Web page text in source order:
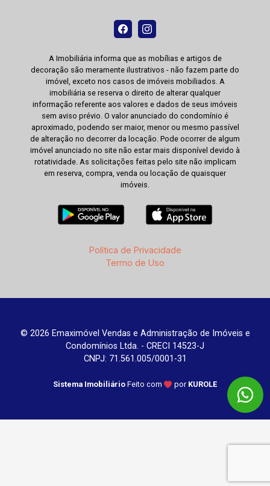
A Imobiliária informa que as mobílias e artigos de
decoração são meramente ilustrativos - não fazem parte do
imóvel, exceto nos casos de imóveis mobiliados. A
imobiliária se reserva o direito de alterar qualquer
informação referente aos valores e dados de seus imóveis
sem aviso prévio. O valor anunciado do condomínio é
aproximado, podendo ser maior, menor ou mesmo passível
de alteração no decorrer da locação. Pode ocorrer de algum
imóvel anunciado no site não estar mais disponível devido à
rotatividade. As solicitações feitas pelo site não implicam
em reserva, compra, venda ou locação de quaisquer
imóveis.
Política de Privacidade
Termo de Uso
© 2026 Emaximóvel Vendas e Administração de Imóveis e
Condomínios Ltda. - CRECI 14523-J
CNPJ: 71.561.005/0001-31
Sistema Imobiliário Feito com por KUROLE